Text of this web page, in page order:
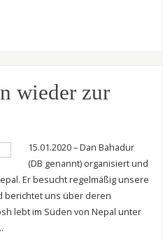
wieder zur
15.01.2020 – Dan Bahadur
(DB genannt) organisiert und
Er besucht regelmäßig unsere
berichtet uns über deren
lebt im Süden von Nepal unter